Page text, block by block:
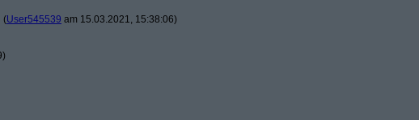
(User545539 am 15.03.2021, 15:38:06)